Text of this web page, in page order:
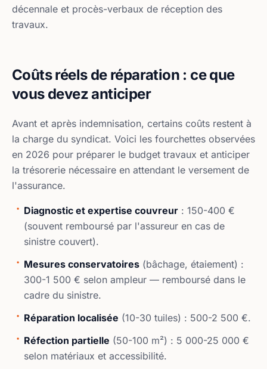
décennale et procès-verbaux de réception des
travaux.
Coûts réels de réparation : ce que
vous devez anticiper
Avant et après indemnisation, certains coûts restent à
la charge du syndicat. Voici les fourchettes observées
en 2026 pour préparer le budget travaux et anticiper
la trésorerie nécessaire en attendant le versement de
l'assurance.
Diagnostic et expertise couvreur : 150-400 €
(souvent remboursé par l'assureur en cas de
sinistre couvert).
Mesures conservatoires (bâchage, étaiement) :
300-1 500 € selon ampleur — remboursé dans le
cadre du sinistre.
Réparation localisée (10-30 tuiles) : 500-2 500 €.
Réfection partielle (50-100 m²) : 5 000-25 000 €
selon matériaux et accessibilité.